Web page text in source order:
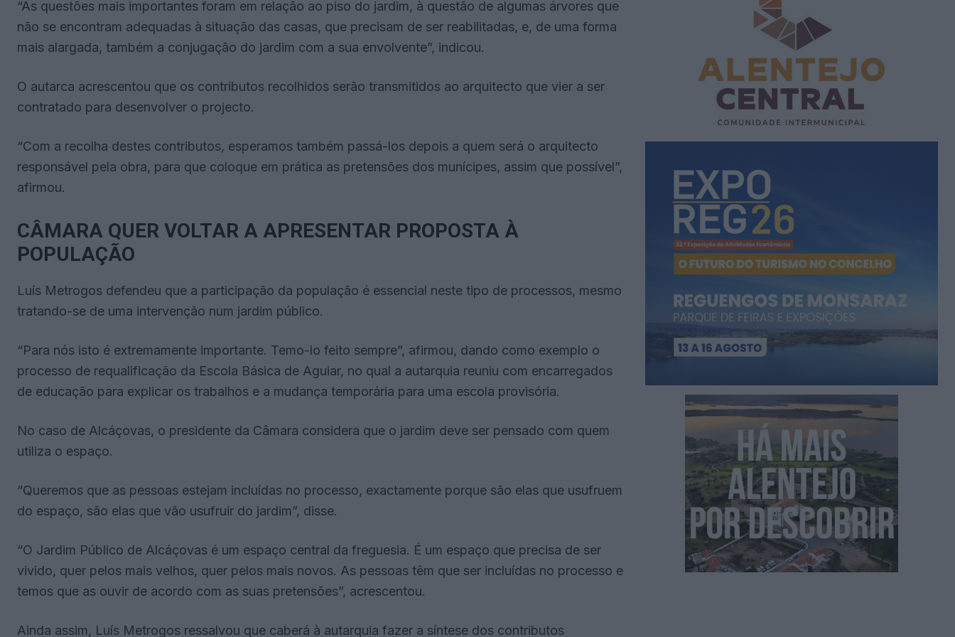
“As questões mais importantes foram em relação ao piso do jardim, à questão de algumas árvores que
não se encontram adequadas à situação das casas, que precisam de ser reabilitadas, e, de uma forma
mais alargada, também a conjugação do jardim com a sua envolvente”, indicou.
O autarca acrescentou que os contributos recolhidos serão transmitidos ao arquitecto que vier a ser
contratado para desenvolver o projecto.
“Com a recolha destes contributos, esperamos também passá-los depois a quem será o arquitecto
responsável pela obra, para que coloque em prática as pretensões dos munícipes, assim que possível”,
afirmou.
CÂMARA QUER VOLTAR A APRESENTAR PROPOSTA À
POPULAÇÃO
Luís Metrogos defendeu que a participação da população é essencial neste tipo de processos, mesmo
tratando-se de uma intervenção num jardim público.
“Para nós isto é extremamente importante. Temo-lo feito sempre”, afirmou, dando como exemplo o
processo de requalificação da Escola Básica de Aguiar, no qual a autarquia reuniu com encarregados
de educação para explicar os trabalhos e a mudança temporária para uma escola provisória.
No caso de Alcáçovas, o presidente da Câmara considera que o jardim deve ser pensado com quem
utiliza o espaço.
“Queremos que as pessoas estejam incluídas no processo, exactamente porque são elas que usufruem
do espaço, são elas que vão usufruir do jardim”, disse.
“O Jardim Público de Alcáçovas é um espaço central da freguesia. É um espaço que precisa de ser
vivido, quer pelos mais velhos, quer pelos mais novos. As pessoas têm que ser incluídas no processo e
temos que as ouvir de acordo com as suas pretensões”, acrescentou.
Ainda assim, Luís Metrogos ressalvou que caberá à autarquia fazer a síntese dos contributos